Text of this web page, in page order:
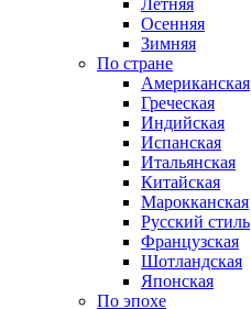
Летняя
Осенняя
Зимняя
По стране
Американская
Греческая
Индийская
Испанская
Итальянская
Китайская
Марокканская
Русский стиль
Французская
Шотландская
Японская
По эпохе